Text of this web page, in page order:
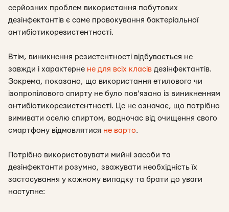
серйозних проблем використання побутових
дезінфектантів є саме провокування бактеріальної
антибіотикорезистентності.
Втім, виникнення резистентності відбувається не
завжди і характерне не для всіх класів дезінфектантів.
Зокрема, показано, що використання етилового чи
ізопропілового спирту не було пов’язано із виникненням
антибіотикорезистентності. Це не означає, що потрібно
вимивати оселю спиртом, водночас від очищення свого
смартфону відмовлятися не варто.
Потрібно використовувати мийні засоби та
дезінфектанти розумно, зважувати необхідність їх
застосування у кожному випадку та брати до уваги
наступне: